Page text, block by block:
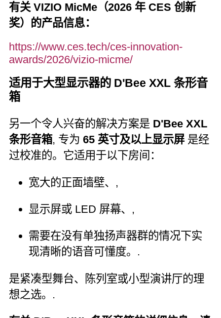
有关 VIZIO MicMe（2026 年 CES 创新
奖）的产品信息：
https://www.ces.tech/ces-innovation-
awards/2026/vizio-micme/
适用于大型显示器的 D'Bee XXL 条形音
箱
另一个令人兴奋的解决方案是 D'Bee XXL
条形音箱, 专为 65 英寸及以上显示屏 是经
过校准的。它适用于以下房间：
宽大的正面墙壁、,
显示屏或 LED 屏幕、,
需要在没有单独扬声器群的情况下实
现清晰的语音可懂度。.
是紧凑型舞台、陈列室或小型演讲厅的理
想之选。.